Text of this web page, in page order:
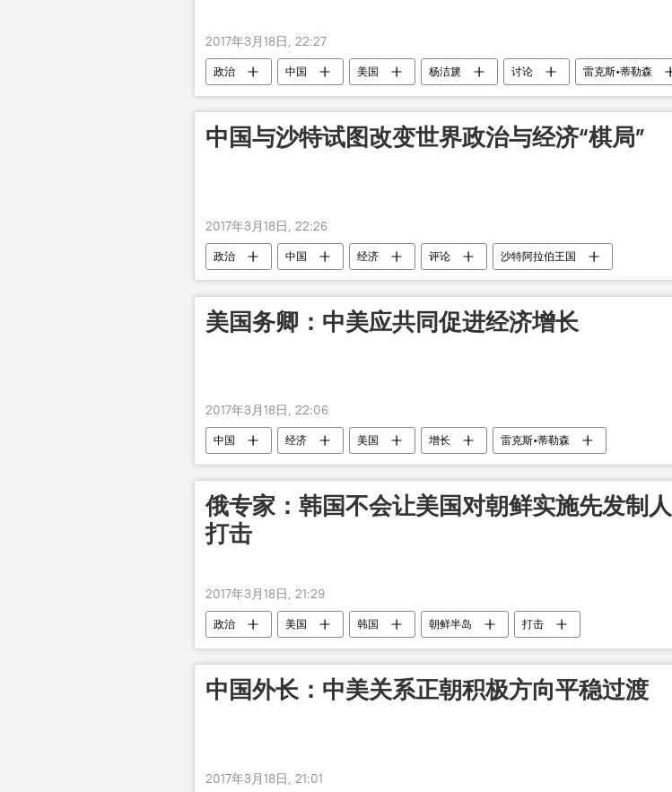
2017年3月18日, 22:27
政治 中国 美国 杨洁篪 讨论 雷克斯•蒂勒森
中国与沙特试图改变世界政治与经济“棋局”
2017年3月18日, 22:26
政治 中国 经济 评论 沙特阿拉伯王国
美国务卿：中美应共同促进经济增长
2017年3月18日, 22:06
中国 经济 美国 增长 雷克斯•蒂勒森
俄专家：韩国不会让美国对朝鲜实施先发制人
打击
2017年3月18日, 21:29
政治 美国 韩国 朝鲜半岛 打击
中国外长：中美关系正朝积极方向平稳过渡
2017年3月18日, 21:01